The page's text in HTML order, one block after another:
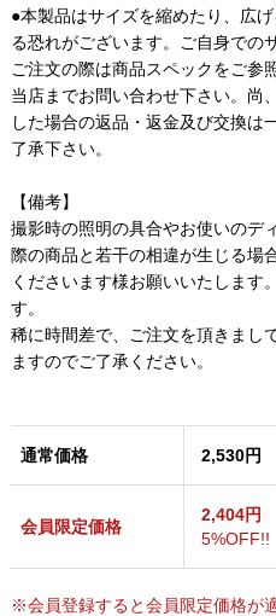
●本製品はサイズを縮めたり、広
る恐れがございます。ご自身での
ご注文の際は商品スペックをご参
当店までお問い合わせ下さい。尚
した場合の返品・返金及び交換は
了承下さい。
【備考】
撮影時の照明の具合やお使いのデ
際の商品と若干の相違が生じる場
くださいます様お願いいたします
す。
稀に時間差で、ご注文を頂きまし
ますのでご了承ください。
通常価格 2,530円
会員限定価格
2,404円
5%OFF!!
※会員登録すると会員限定価格が